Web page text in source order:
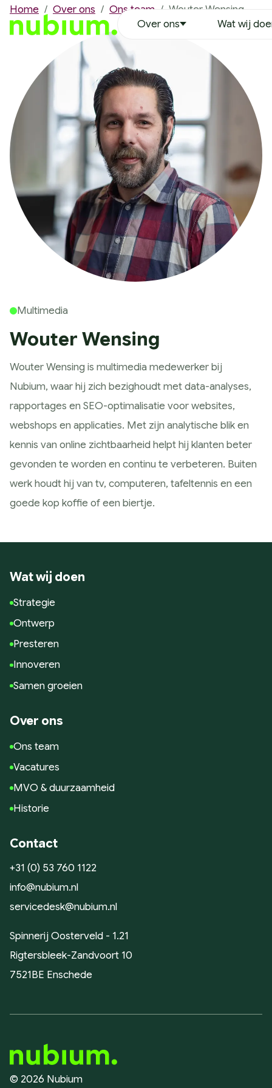
Over ons
Ons team
Erwin Duinkerken
Richard Hoekstra
Robin Leenheer
Nathalie Oran
Tim van der Heijden
Justin Ikink
Remco Vaanholt
Lynette Bruins
Wouter Wensing
Vacatures
MVO
Marketing Scan
Conversie en optimalisatie
Innoveren
Marketing technologie
Data gedreven
Samen Groeien
Blogs
Hulp nodig?
Over ons Wat wij
Home / Over ons / Ons team / Wouter Wensing
Multimedia
Wouter Wensing
Wouter Wensing is multimedia medewerker bij
Nubium, waar hij zich bezighoudt met data-analyses,
rapportages en SEO-optimalisatie voor websites,
webshops en applicaties. Met zijn analytische blik en
kennis van online zichtbaarheid helpt hij klanten beter
gevonden te worden en continu te verbeteren. Buiten
werk houdt hij van tv, computeren, tafeltennis en een
goede kop koffie of een biertje.
Wat wij doen
Strategie
Ontwerp
Presteren
Innoveren
Samen groeien
Over ons
Ons team
Vacatures
MVO & duurzaamheid
Historie
Contact
+31 (0) 53 760 1122
info@nubium.nl
servicedesk@nubium.nl
Spinnerij Oosterveld - 1.21
Rigtersbleek-Zandvoort 10
7521BE Enschede
© 2026 Nubium